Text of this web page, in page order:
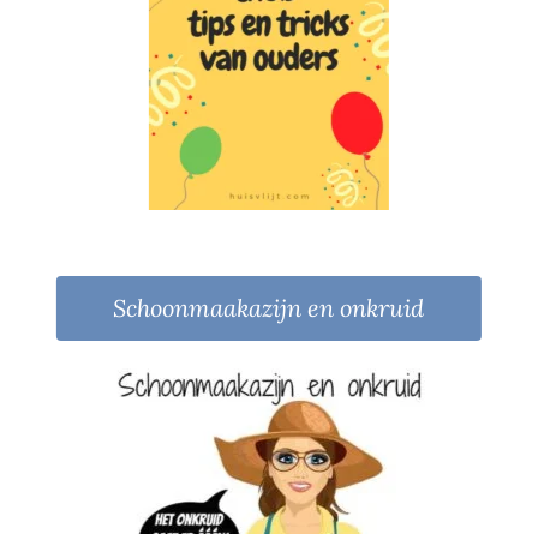
Schoonmaakazijn en onkruid